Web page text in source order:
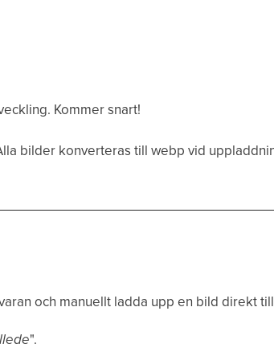
Kommer snart!
bilder konverteras till webp vid
och manuellt ladda upp en bild direkt
".